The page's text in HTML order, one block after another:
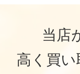
当店
高く買い